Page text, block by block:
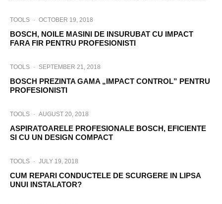
TOOLS · OCTOBER 19, 2018
BOSCH, NOILE MASINI DE INSURUBAT CU IMPACT
FARA FIR PENTRU PROFESIONISTI
TOOLS · SEPTEMBER 21, 2018
BOSCH PREZINTA GAMA „IMPACT CONTROL” PENTRU
PROFESIONISTI
TOOLS · AUGUST 20, 2018
ASPIRATOARELE PROFESIONALE BOSCH, EFICIENTE
SI CU UN DESIGN COMPACT
TOOLS · JULY 19, 2018
CUM REPARI CONDUCTELE DE SCURGERE IN LIPSA
UNUI INSTALATOR?